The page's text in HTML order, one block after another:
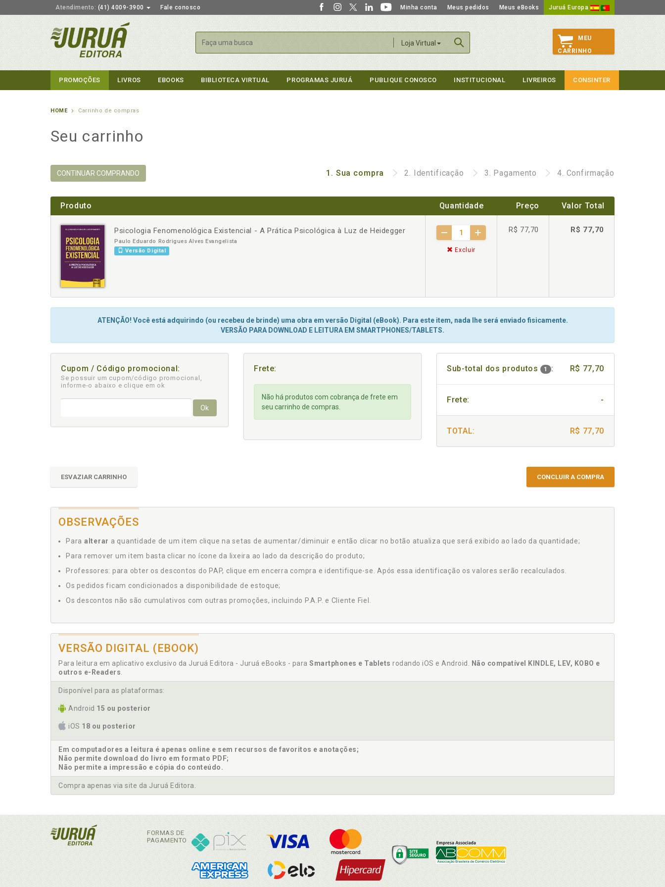
Atendimento: (41) 4009-3900 Fale conosco Minha conta Meus pedidos Meus eBooks Juruá Europa
Loja Virtual
Buscar
MEU
CARRINHO
PROMOÇÕES LIVROS EBOOKS BIBLIOTECA VIRTUAL PROGRAMAS JURUÁ PUBLIQUE CONOSCO INSTITUCIONAL LIVREIROS CONSINTER
HOME Carrinho de compras
Seu carrinho
CONTINUAR COMPRANDO 1. Sua compra 2. Identificação 3. Pagamento 4. Confirmação
Produto Quantidade Preço Valor Total
Psicologia Fenomenológica Existencial - A Prática Psicológica à Luz de Heidegger
Paulo Eduardo Rodrigues Alves Evangelista
Versão Digital
- +
Excluir
R$ 77,70 R$ 77,70
ATENÇÃO! Você está adquirindo (ou recebeu de brinde) uma obra em versão Digital (eBook). Para este item, nada lhe será enviado fisicamente.
VERSÃO PARA DOWNLOAD E LEITURA EM SMARTPHONES/TABLETS.
Cupom / Código promocional:
Se possuir um cupom/código promocional,
informe-o abaixo e clique em ok
Ok
Frete:
Não há produtos com cobrança de frete em
seu carrinho de compras.
Sub-total dos produtos 1 : R$ 77,70
Frete: -
TOTAL: R$ 77,70
ESVAZIAR CARRINHO CONCLUIR A COMPRA
OBSERVAÇÕES
Para alterar a quantidade de um item clique na setas de aumentar/diminuir e então clicar no botão atualiza que será exibido ao lado da quantidade;
Para remover um item basta clicar no ícone da lixeira ao lado da descrição do produto;
Professores: para obter os descontos do PAP, clique em encerra compra e identifique-se. Após essa identificação os valores serão recalculados.
Os pedidos ficam condicionados a disponibilidade de estoque;
Os descontos não são cumulativos com outras promoções, incluindo P.A.P. e Cliente Fiel.
VERSÃO DIGITAL (EBOOK)
Para leitura em aplicativo exclusivo da Juruá Editora - Juruá eBooks - para Smartphones e Tablets rodando iOS e Android.
Não compatível KINDLE, LEV, KOBO e
outros e-Readers
Disponível para as plataformas:
Android 15 ou posterior
iOS 18 ou posterior
Em computadores a leitura é apenas online e sem recursos de favoritos e anotações;
Não permite download do livro em formato PDF;
Não permite a impressão e cópia do conteúdo.
Compra apenas via site da Juruá Editora.
FORMAS DE
PAGAMENTO